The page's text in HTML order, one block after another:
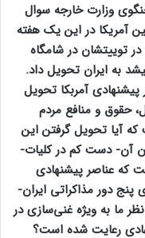
وزارت خارجه سوال
آمریکا در این یک هفته
در توییتشان در شامگاه
به ایران تحویل داد.
آمربکا تحویل
حقوق و منافع مردم
آیا تحویل گرفتن این
آن- دست کم در کلیات-
که عناصر پیشنهادی
دور مذاکراتی ایران-
ما به ویژه غنی‌سازی در
رعایت شده است؟